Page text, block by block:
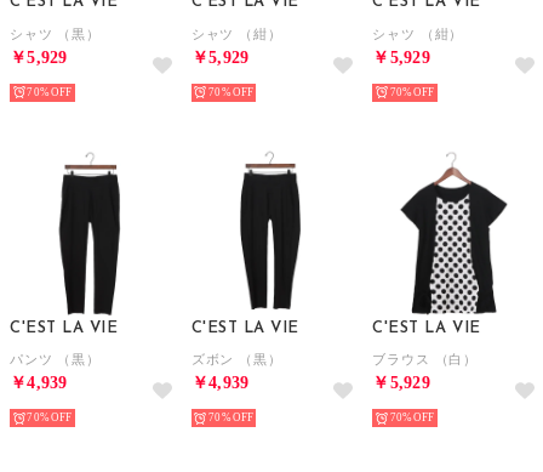
シャツ （黒）
￥5,929
70%
シャツ （紺）
￥5,929
70%
シャツ （紺）
￥5,929
70%
C'EST LA VIE
パンツ （黒）
￥4,939
70%
C'EST LA VIE
ズボン （黒）
￥4,939
70%
C'EST LA VIE
ブラウス （白）
￥5,929
70%